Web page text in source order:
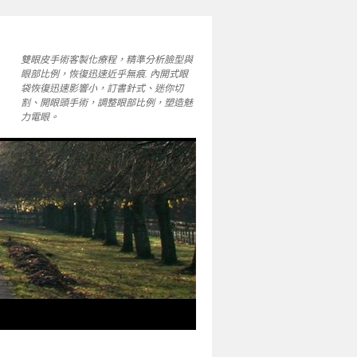
雙眼皮手術客製化療程，精準分析臉型與
眼部比例，恢復迅速近乎無痕. 內開式眼
袋恢復迅速影響小，訂書針式、迷你切
割、開眼頭手術，調整眼部比例，塑造魅
力電眼。